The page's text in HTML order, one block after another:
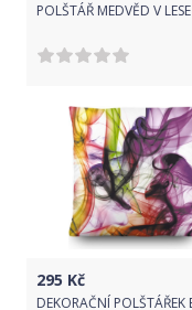
POLŠTÁŘ MEDVĚD V LESE
295 Kč